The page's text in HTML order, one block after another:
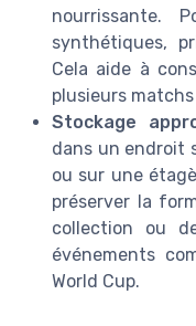
nourrissante.
synthétiques,
Cela aide à
plusieurs
Stockage
dans un endroit
ou sur une
préserver la
collection ou
événements
World Cup.